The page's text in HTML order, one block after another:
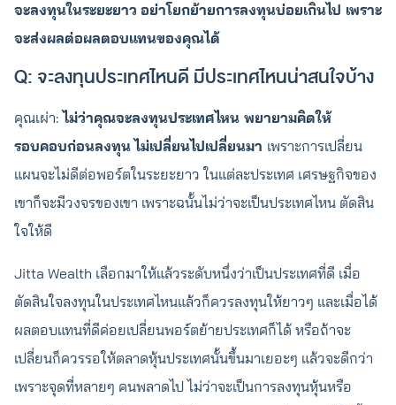
จะลงทุนในระยะยาว อย่าโยกย้ายการลงทุนบ่อยเกินไป เพราะ
จะส่งผลต่อผลตอบแทนของคุณได้
Q: จะลงทุนประเทศไหนดี มีประเทศไหนน่าสนใจบ้าง
คุณเผ่า:ไม่ว่าคุณจะลงทุนประเทศไหน พยายามคิดให้
รอบคอบก่อนลงทุน ไม่เปลี่ยนไปเปลี่ยนมา เพราะการเปลี่ยน
แผนจะไม่ดีต่อพอร์ตในระยะยาว ในแต่ละประเทศ เศรษฐกิจของ
เขาก็จะมีวงจรของเขา เพราะฉนั้นไม่ว่าจะเป็นประเทศไหน ตัดสิน
ใจให้ดี
Jitta Wealth เลือกมาให้แล้วระดับหนึ่งว่าเป็นประเทศที่ดี เมื่อ
ตัดสินใจลงทุนในประเทศไหนแล้วก็ควรลงทุนให้ยาวๆ และเมื่อได้
ผลตอบแทนที่ดีค่อยเปลี่ยนพอร์ตย้ายประเทศก็ได้ หรือถ้าจะ
เปลี่ยนก็ควรรอให้ตลาดหุ้นประเทศนั้นขึ้นมาเยอะๆ แล้วจะดีกว่า
เพราะจุดที่หลายๆ คนพลาดไป ไม่ว่าจะเป็นการลงทุนหุ้นหรือ